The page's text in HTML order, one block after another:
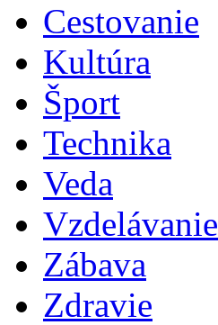
Cestovanie
Kultúra
Šport
Technika
Veda
Vzdelávanie
Zábava
Zdravie